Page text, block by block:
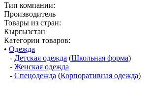
Тип компании:
Производитель
Товары из стран:
Кыргызстан
Категории товаров:
• Одежда
- Детская одежда (Школьная форма)
- Женская одежда
- Спецодежда (Корпоративная одежда)